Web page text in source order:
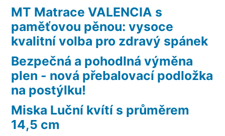
MT Matrace VALENCIA s
paměťovou pěnou: vysoce
kvalitní volba pro zdravý spánek
Bezpečná a pohodlná výměna
plen - nová přebalovací podložka
na postýlku!
Miska Luční kvítí s průměrem
14,5 cm